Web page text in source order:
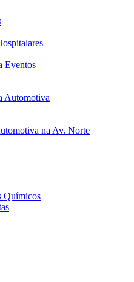
Eventos
Automotiva
na Av. Norte
Químicos